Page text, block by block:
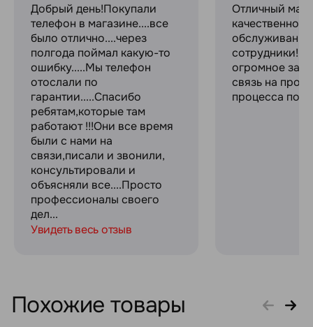
Добрый день!Покупали
телефон в магазине....все
было отлично....через
полгода поймал какую-то
ошибку.....Мы телефон
отослали по
гарантии.....Спасибо
ребятам,которые там
работают !!!Они все время
были с нами на
связи,писали и звонили,
консультировали и
объясняли все....Просто
профессионалы своего
дел...
Увидеть весь отзыв
Отличный
качественное
сотрудники!
огромное за
связь на
процесса
Похожие товары